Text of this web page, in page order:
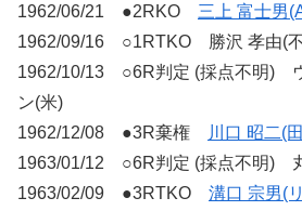
1962/06/21 ●2RKO 三上 富士男
1962/09/16 ○1RTKO 勝沢 孝由(
1962/10/13 ○6R判定 (採点不明)
ン(米)
1962/12/08 ●3R棄権
川口 昭二(
1963/01/12 ○6R判定 (採点不明)
1963/02/09 ●3RTKO 溝口 宗男(